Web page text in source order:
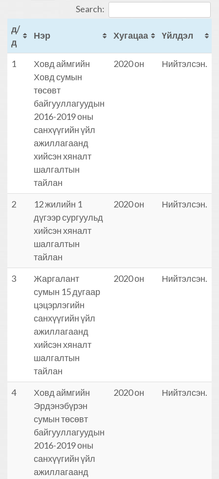
Search:
д/
д
Нэр Хугацаа Үйлдэл
1
Ховд аймгийн
Ховд сумын
төсөвт
байгууллагуудын
2016-2019 оны
санхүүгийн үйл
ажиллагаанд
хийсэн хяналт
шалгалтын
тайлан
2020 он Нийтэлсэн.
2
12 жилийн 1
дүгээр сургуульд
хийсэн хяналт
шалгалтын
тайлан
2020 он Нийтэлсэн.
3
Жаргалант
сумын 15 дугаар
цэцэрлэгийн
санхүүгийн үйл
ажиллагаанд
хийсэн хяналт
шалгалтын
тайлан
2020 он Нийтэлсэн.
4
Ховд аймгийн
Эрдэнэбүрэн
сумын төсөвт
байгууллагуудын
2016-2019 оны
санхүүгийн үйл
ажиллагаанд
2020 он Нийтэлсэн.